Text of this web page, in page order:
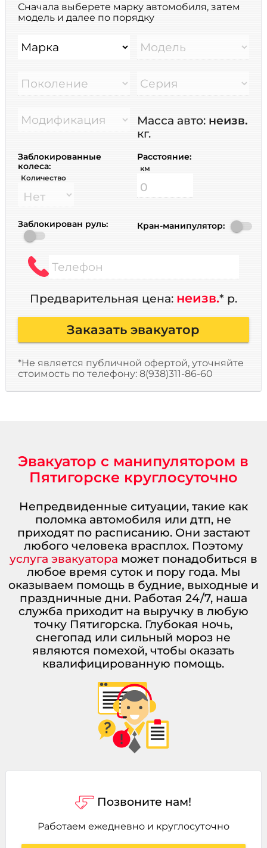
Сначала выберете марку автомобиля, затем
модель и далее по порядку
Марка Модель
Поколение Серия
Модификация Масса авто: неизв.
кг.
Заблокированные
колеса:
Количество
Расстояние:
км
Заблокирован руль: Кран-манипулятор:
Телефон
Предварительная цена: неизв.* р.
Заказать эвакуатор
*Не является публичной офертой, уточняйте
стоимость по телефону: 8(938)311-86-60
Эвакуатор с манипулятором в
Пятигорске круглосуточно
Непредвиденные ситуации, такие как
поломка автомобиля или дтп, не
приходят по расписанию. Они застают
любого человека врасплох. Поэтому
услуга эвакуатора может понадобиться в
любое время суток и пору года. Мы
оказываем помощь в будние, выходные и
праздничные дни. Работая 24/7, наша
служба приходит на выручку в любую
точку Пятигорска. Глубокая ночь,
снегопад или сильный мороз не
являются помехой, чтобы оказать
квалифицированную помощь.
Позвоните нам!
Работаем ежедневно и круглосуточно